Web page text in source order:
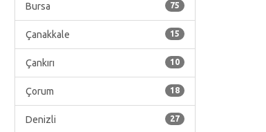
75
Bursa
15
Çanakkale
10
Çankırı
18
Çorum
27
Denizli